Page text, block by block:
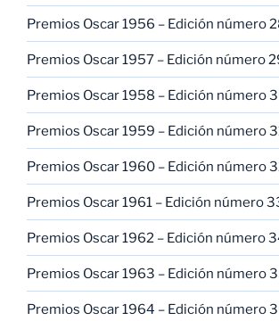
Premios Oscar 1956 – Edición número
Premios Oscar 1957 – Edición número
Premios Oscar 1958 – Edición número
Premios Oscar 1959 – Edición número
Premios Oscar 1960 – Edición número
Premios Oscar 1961 – Edición número
Premios Oscar 1962 – Edición número
Premios Oscar 1963 – Edición número
Premios Oscar 1964 – Edición número